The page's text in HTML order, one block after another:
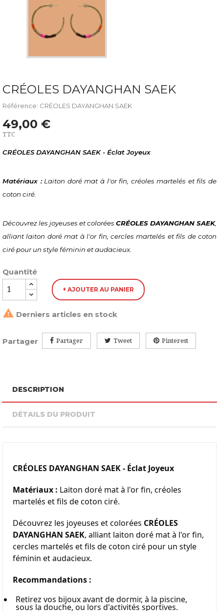
CRÉOLES DAYANGHAN SAEK
Référence: CRÉOLES DAYANGHAN SAEK
49,00 €
TTC
CRÉOLES DAYANGHAN SAEK - Éclat Joyeux
Matériaux : Laiton doré mat à l'or fin, créoles martelés et fils de
coton ciré.
Découvrez les joyeuses et colorées CRÉOLES DAYANGHAN SAEK,
alliant laiton doré mat à l'or fin, cercles martelés et fils de coton
ciré pour un style féminin et audacieux.
Quantité
+ AJOUTER AU PANIER
 Derniers articles en stock
Partager Partager Tweet Pinterest
DESCRIPTION
DÉTAILS DU PRODUIT
CRÉOLES DAYANGHAN SAEK - Éclat Joyeux
Matériaux : Laiton doré mat à l'or fin, créoles
martelés et fils de coton ciré.
Découvrez les joyeuses et colorées CRÉOLES
DAYANGHAN SAEK, alliant laiton doré mat à l'or fin,
cercles martelés et fils de coton ciré pour un style
féminin et audacieux.
Recommandations :
Retirez vos bijoux avant de dormir, à la piscine,
sous la douche, ou lors d'activités sportives.